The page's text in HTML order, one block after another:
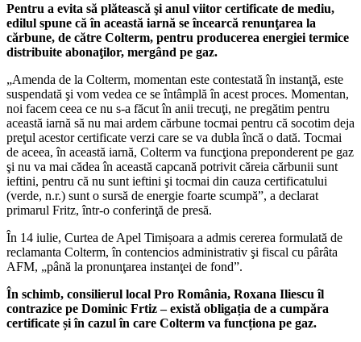
Pentru a evita să plătească şi anul viitor certificate de mediu,
edilul spune că în această iarnă se încearcă renunţarea la
cărbune, de către Colterm, pentru producerea energiei termice
distribuite abonaţilor, mergând pe gaz.
„Amenda de la Colterm, momentan este contestată în instanţă, este
suspendată şi vom vedea ce se întâmplă în acest proces. Momentan,
noi facem ceea ce nu s-a făcut în anii trecuţi, ne pregătim pentru
această iarnă să nu mai ardem cărbune tocmai pentru că socotim deja
preţul acestor certificate verzi care se va dubla încă o dată. Tocmai
de aceea, în această iarnă, Colterm va funcţiona preponderent pe gaz
şi nu va mai cădea în această capcană potrivit căreia cărbunii sunt
ieftini, pentru că nu sunt ieftini şi tocmai din cauza certificatului
(verde, n.r.) sunt o sursă de energie foarte scumpă”, a declarat
primarul Fritz, într-o conferinţă de presă.
În 14 iulie, Curtea de Apel Timișoara a admis cererea formulată de
reclamanta Colterm, în contencios administrativ şi fiscal cu pârâta
AFM, „până la pronunţarea instanţei de fond”.
În schimb, consilierul local Pro România, Roxana Iliescu îl
contrazice pe Dominic Frtiz – există obligația de a cumpăra
certificate și în cazul în care Colterm va funcționa pe gaz.